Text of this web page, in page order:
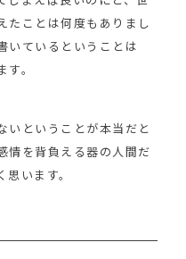
たことは何度もありまし
いているということは
。
いということが本当だと
情を背負える器の人間だ
います。